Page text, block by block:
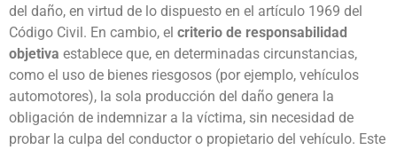
del daño, en virtud de lo dispuesto en el artículo 1969 del
Código Civil. En cambio, el criterio de responsabilidad
objetiva establece que, en determinadas circunstancias,
como el uso de bienes riesgosos (por ejemplo, vehículos
automotores), la sola producción del daño genera la
obligación de indemnizar a la víctima, sin necesidad de
probar la culpa del conductor o propietario del vehículo. Este